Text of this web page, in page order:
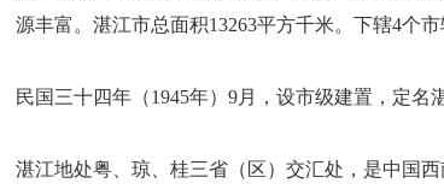
源丰富。湛江市总面积13263平方千米。下辖4个
民国三十四年（1945年）9月，设市级建置，定
湛江地处粤、琼、桂三省（区）交汇处，是中国